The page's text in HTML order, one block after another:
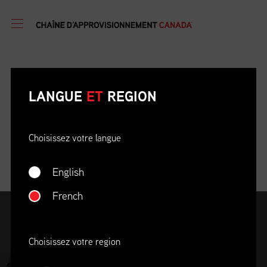
MESSAGE DU NOUVEL AN DE DYLAN
GÉNÉRAL
LANGUE ETREGION
Choisissez votre langue
English
French
Choisissez votre region